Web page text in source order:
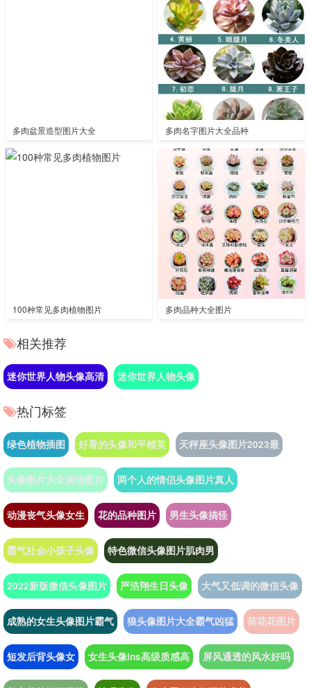
多肉盆景造型图片大全 多肉名字图片大全品种
100种常见多肉植物图片 多肉品种大全图片
相关推荐
迷你世界人物头像高清 迷你世界人物头像
热门标签
绿色植物插图 好看的头像和平精英 天秤座头像图片2023最
头像图片大全高清图片 两个人的情侣头像图片真人
动漫丧气头像女生 花的品种图片 男生头像搞怪
霸气社会小孩子头像 特色微信头像图片肌肉男
2022新版微信头像图片 严浩翔生日头像 大气又低调的微信头像
成熟的女生头像图片霸气 狼头像图片大全霸气凶猛 荷花花图片
短发后背头像女 女生头像ins高级质感高 屏风通透的风水好吗